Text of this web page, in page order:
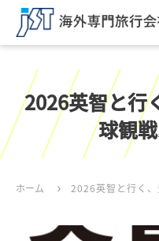
2026英智と行
球観
ホーム 2026英智と行く